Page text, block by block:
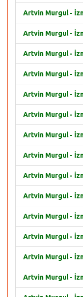
Artvin Murgul -
Artvin Murgul -
Artvin Murgul -
Artvin Murgul -
Artvin Murgul -
Artvin Murgul -
Artvin Murgul -
Artvin Murgul -
Artvin Murgul -
Artvin Murgul -
Artvin Murgul -
Artvin Murgul -
Artvin Murgul -
Artvin Murgul -